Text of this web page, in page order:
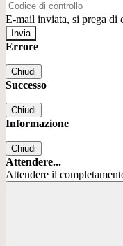
E-mail inviata, si prega di
Errore
Chiudi
Successo
Chiudi
Informazione
Chiudi
Attendere...
Attendere il